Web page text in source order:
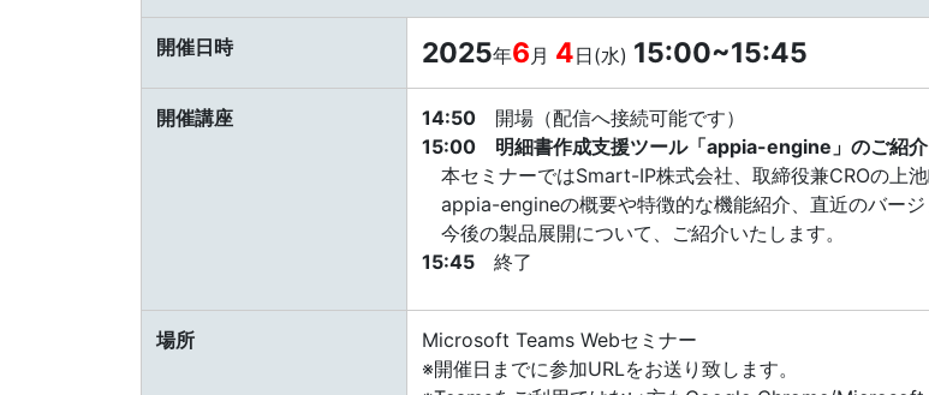
開催日時 2025年6 月 4日(水) 15:00~15:45
開催講座 14:50 開場（配信へ接続可能です）
15:00 明細書作成支援ツール「appia-engine」のご紹介
本セミナーではSmart-IP株式会社、取締役兼CROの上池
appia-engineの概要や特徴的な機能紹介、直近のバー
今後の製品展開について、ご紹介いたします。
15:45 終了
場所
Microsoft Teams Webセミナー
※開催日までに参加URLをお送り致します。